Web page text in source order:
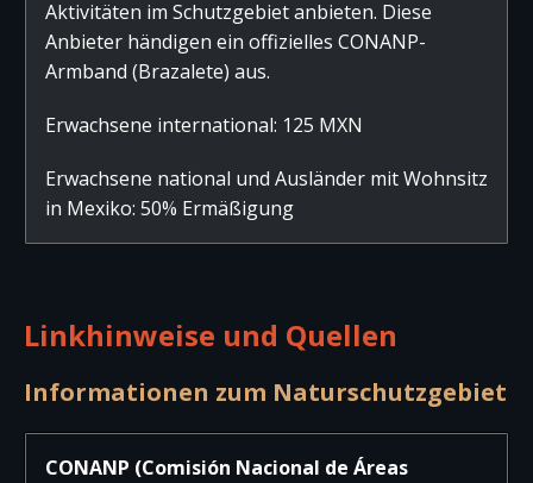
Aktivitäten im Schutzgebiet anbieten. Diese
Anbieter händigen ein offizielles CONANP-
Armband (Brazalete) aus.
Erwachsene international: 125 MXN
Erwachsene national und Ausländer mit Wohnsitz
in Mexiko: 50% Ermäßigung
Linkhinweise und Quellen
Informationen zum Naturschutzgebiet
CONANP (Comisión Nacional de Áreas